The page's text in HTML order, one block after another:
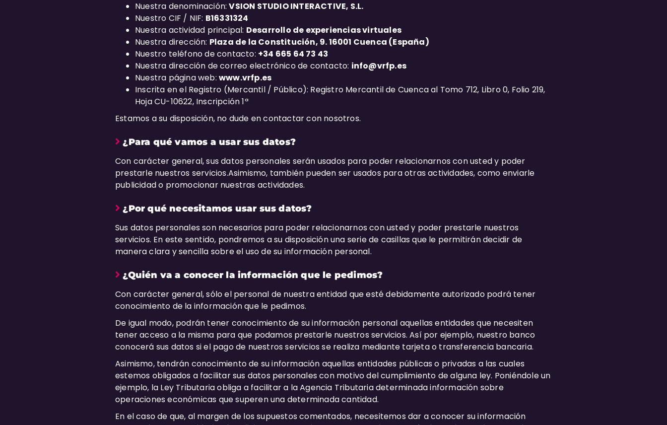
Nuestra denominación:VSION STUDIO INTERACTIVE, S.L.
Nuestro CIF / NIF: B16331324
Nuestra actividad principal: Desarrollo de experiencias virtuales
Nuestra dirección: Plaza de la Constitución, 9. 16001 Cuenca (España)
Nuestro teléfono de contacto: +34 665 64 73 43
Nuestra dirección de correo electrónico de contacto: info@vrfp.es
Nuestra página web: www.vrfp.es
Inscrita en el Registro (Mercantil / Público): Registro Mercantil de Cuenca al Tomo 712, Libro 0, Folio 219,
Hoja CU-10622, Inscripción 1ª
Estamos a su disposición, no dude en contactar con nosotros.
¿Para qué vamos a usar sus datos?
Con carácter general, sus datos personales serán usados para poder relacionarnos con usted y poder
prestarle nuestros servicios.Asimismo, también pueden ser usados para otras actividades, como enviarle
publicidad o promocionar nuestras actividades.
¿Por qué necesitamos usar sus datos?
Sus datos personales son necesarios para poder relacionarnos con usted y poder prestarle nuestros
servicios. En este sentido, pondremos a su disposición una serie de casillas que le permitirán decidir de
manera clara y sencilla sobre el uso de su información personal.
¿Quién va a conocer la información que le pedimos?
Con carácter general, sólo el personal de nuestra entidad que esté debidamente autorizado podrá tener
conocimiento de la información que le pedimos.
De igual modo, podrán tener conocimiento de su información personal aquellas entidades que necesiten
tener acceso a la misma para que podamos prestarle nuestros servicios. Así por ejemplo, nuestro banco
conocerá sus datos si el pago de nuestros servicios se realiza mediante tarjeta o transferencia bancaria.
Asimismo, tendrán conocimiento de su información aquellas entidades públicas o privadas a las cuales
estemos obligados a facilitar sus datos personales con motivo del cumplimiento de alguna ley. Poniéndole un
ejemplo, la Ley Tributaria obliga a facilitar a la Agencia Tributaria determinada información sobre
operaciones económicas que superen una determinada cantidad.
En el caso de que, al margen de los supuestos comentados, necesitemos dar a conocer su información